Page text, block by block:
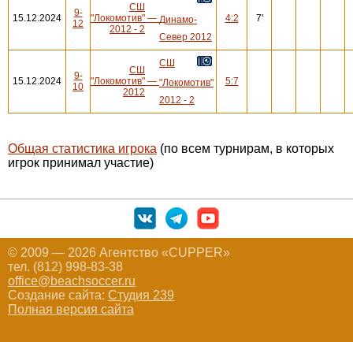
15.12.2024
9-
12
СШ
"Локомотив"
2012 - 2
— Динамо-
Север 2012
4:2 7'
15.12.2024
9-
10
СШ
"Локомотив"
2012
—
СШ
"Локомотив"
2012 - 2
5:7
Общая статистика игрока (по всем турнирам, в которых
игрок принимал участие)
© 2009 — 2026 Агентство «CUPPER»
тел. (812) 998-83-38
office@beachsoccer.ru
Создание сайта: Студия 239
Полная версия сайта